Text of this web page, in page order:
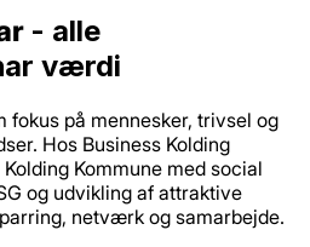
- alle
værdi
fokus på mennesker, trivsel og
Hos Business Kolding
Kommune med social
og udvikling af attraktive
netværk og samarbejde.